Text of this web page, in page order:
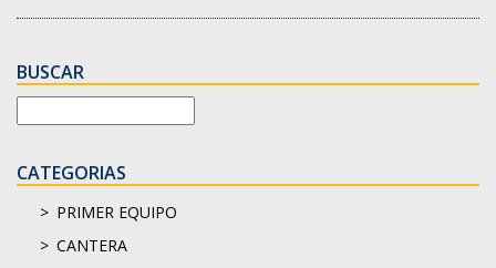
BUSCAR
CATEGORIAS
PRIMER EQUIPO
CANTERA